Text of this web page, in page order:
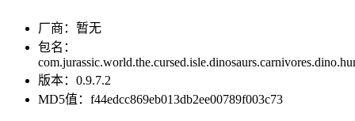
厂商： 暂无
包名：
版本： 0.9.7.2
MD5值： f44edcc869eb013db2ee00789f003c73